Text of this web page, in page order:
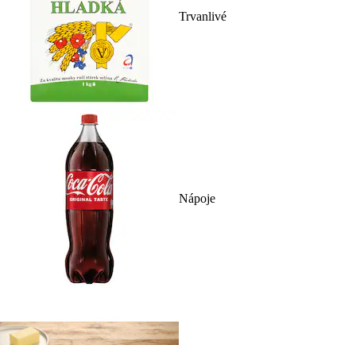
Trvanlivé
Nápoje